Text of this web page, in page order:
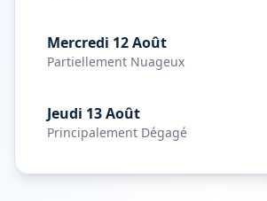
Mercredi 12 Août
Partiellement Nuageux
Jeudi 13 Août
Principalement Dégagé